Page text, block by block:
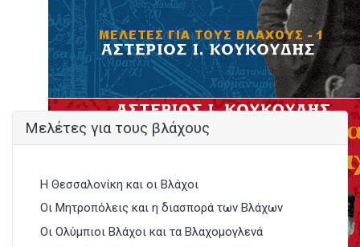
Μελέτες για τους βλάχους
Η Θεσσαλονίκη και οι Βλάχοι
Οι Μητροπόλεις και η διασπορά των Βλάχων
Οι Ολύμπιοι Βλάχοι και τα Βλαχομογλενά